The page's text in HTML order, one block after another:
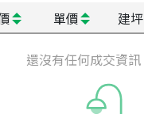
單價 建坪
還沒有任何成交資訊